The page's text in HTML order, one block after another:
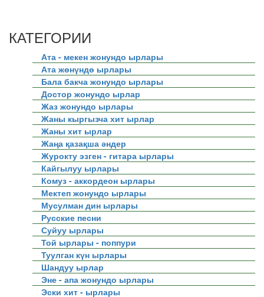
КАТЕГОРИИ
Ата - мекен жонундо ырлары
Ата жөнүндө ырлары
Бала бакча жонундо ырлары
Достор жонундо ырлар
Жаз жонундо ырлары
Жаны кыргызча хит ырлар
Жаны хит ырлар
Жаңа қазақша әндер
Журокту эзген - гитара ырлары
Кайгылуу ырлары
Комуз - аккордеон ырлары
Мектеп жонундо ырлары
Мусулман дин ырлары
Русские песни
Суйуу ырлары
Той ырлары - поппури
Туулган күн ырлары
Шандуу ырлар
Эне - апа жонундо ырлары
Эски хит - ырлары